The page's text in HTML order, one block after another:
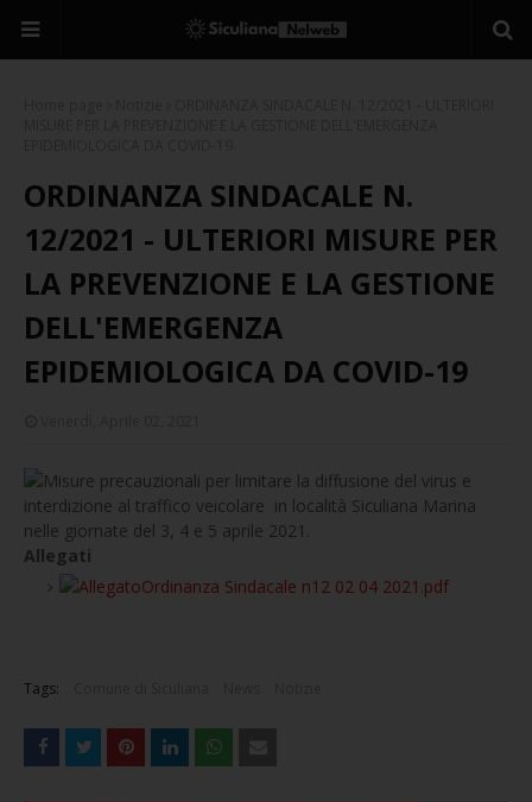
ORDINANZA SINDACALE N.
12/2021 - ULTERIORI MISURE PER
LA PREVENZIONE E LA GESTIONE
DELL'EMERGENZA
EPIDEMIOLOGICA DA COVID-19
Misure precauzionali per limitare la diffusione del virus e
interdizione al traffico veicolare in località Siculiana Marina
nelle giornate del 3, 4 e 5 aprile 2021.
Allegati
Ordinanza Sindacale n12 02 04 2021.pdf
Tags: